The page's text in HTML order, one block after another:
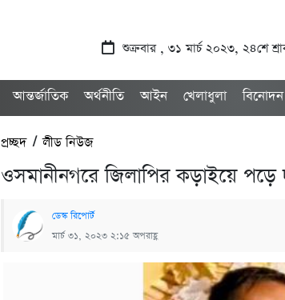
শুক্রবার , ৩১ মার্চ ২০২৩, ২৪শে
আন্তর্জাতিক অর্থনীতি আইন খেলাধুলা বিনোদন
প্রচ্ছদ/লীড নিউজ
ওসমানীনগরে জিলাপির কড়াইয়ে পড়ে
ডেস্ক রিপোর্ট
মার্চ ৩১, ২০২৩ ২:১৫ অপরাহ্ণ